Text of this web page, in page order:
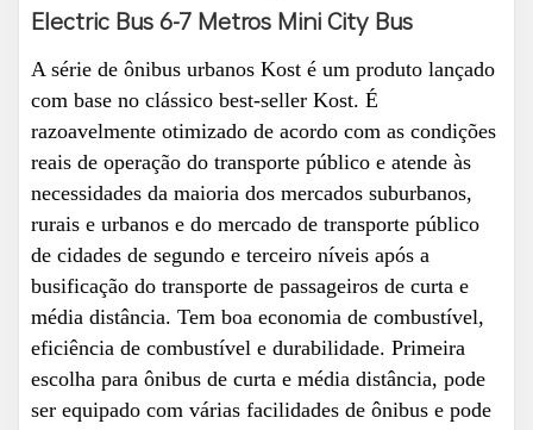
Electric Bus 6-7 Metros Mini City Bus
A série de ônibus urbanos Kost é um produto lançado
com base no clássico best-seller Kost. É
razoavelmente otimizado de acordo com as condições
reais de operação do transporte público e atende às
necessidades da maioria dos mercados suburbanos,
rurais e urbanos e do mercado de transporte público
de cidades de segundo e terceiro níveis após a
busificação do transporte de passageiros de curta e
média distância. Tem boa economia de combustível,
eficiência de combustível e durabilidade. Primeira
escolha para ônibus de curta e média distância, pode
ser equipado com várias facilidades de ônibus e pode